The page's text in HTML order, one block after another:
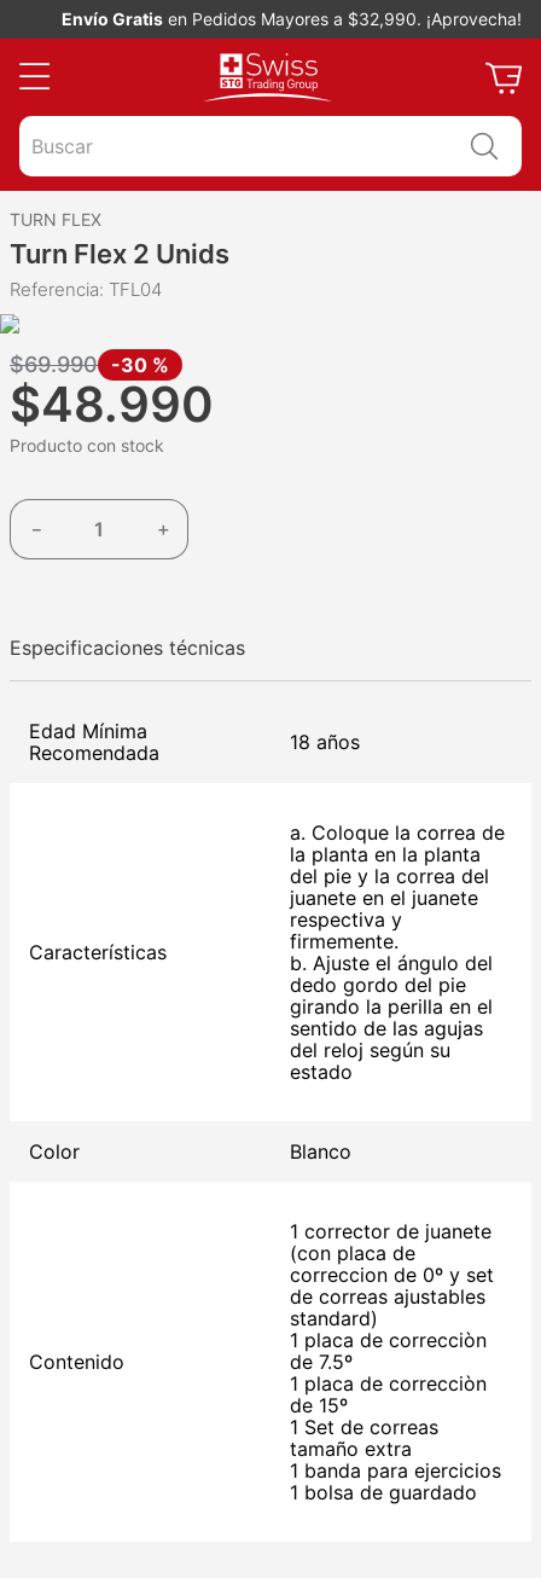
Envío Gratisen Pedidos Mayores a $32,990. ¡Aprovecha!
Buscar
TURN FLEX
Turn Flex 2 Unids
Referencia: TFL04
$69.990 -30 %
$48.990
Producto con stock
＋
－
Especificaciones técnicas
Edad Mínima
Recomendada
18 años
Características
a. Coloque la correa de
la planta en la planta
del pie y la correa del
juanete en el juanete
respectiva y
firmemente.
b. Ajuste el ángulo del
dedo gordo del pie
girando la perilla en el
sentido de las agujas
del reloj según su
estado
Color Blanco
Contenido
1 corrector de juanete
(con placa de
correccion de 0º y set
de correas ajustables
standard)
1 placa de correcciòn
de 7.5º
1 placa de correcciòn
de 15º
1 Set de correas
tamaño extra
1 banda para ejercicios
1 bolsa de guardado